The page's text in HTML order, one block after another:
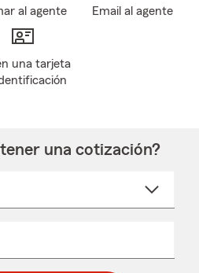
al agente Email al agente
una tarjeta
una cotización?